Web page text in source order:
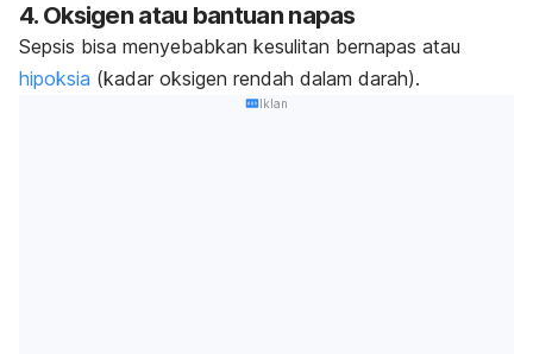
4. Oksigen atau bantuan napas
Sepsis bisa menyebabkan kesulitan bernapas atau
hipoksia (kadar oksigen rendah dalam darah).
Iklan